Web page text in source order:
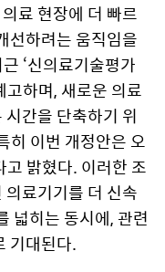
료 현장에 더 빠르
선하려는 움직임을
‘신의료기술평가
고하며, 새로운 의료
간을 단축하기 위
히 이번 개정안은 오
밝혔다. 이러한 조
료기기를 더 신속
넓히는 동시에, 관련
기대된다.